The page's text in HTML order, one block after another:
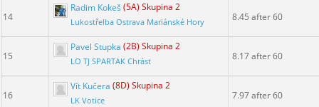
14
Radim Kokeš (5A) Skupina 2
Lukostřelba Ostrava Mariánské Hory 8.45 after 60
15
Pavel Stupka (2B) Skupina 2
LO TJ SPARTAK Chrást 8.17 after 60
16
Vít Kučera (8D) Skupina 2
LK Votice 7.97 after 60